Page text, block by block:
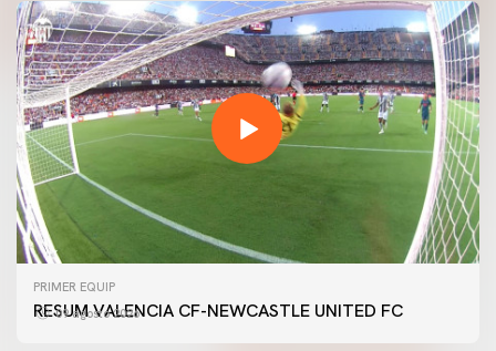
PRIMER EQUIP
RESUM VALENCIA CF-NEWCASTLE UNITED FC
09 agosto 2026